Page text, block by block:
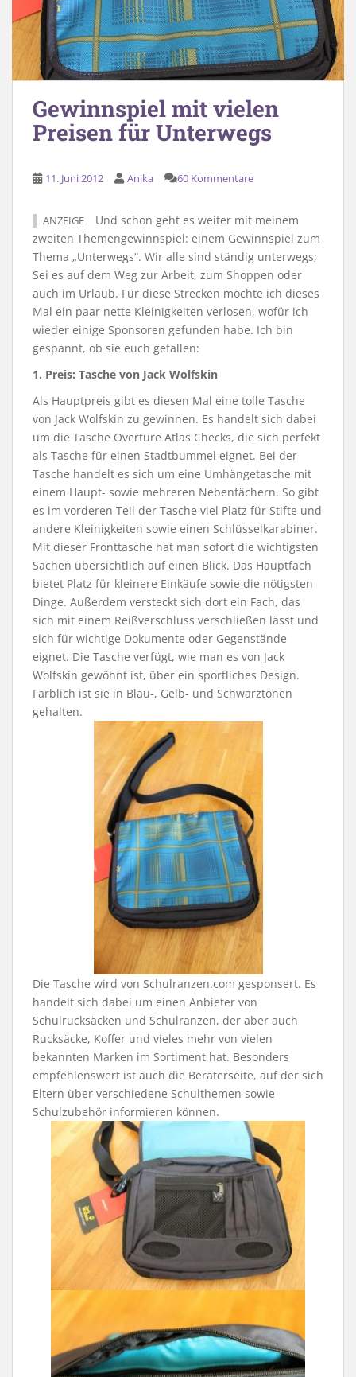
Gewinnspiel mit vielen
Preisen für Unterwegs
11. Juni 2012 Anika 60 Kommentare
ANZEIGE
Und schon geht es weiter mit meinem
zweiten Themengewinnspiel: einem Gewinnspiel zum
Thema „Unterwegs“. Wir alle sind ständig unterwegs;
Sei es auf dem Weg zur Arbeit, zum Shoppen oder
auch im Urlaub. Für diese Strecken möchte ich dieses
Mal ein paar nette Kleinigkeiten verlosen, wofür ich
wieder einige Sponsoren gefunden habe. Ich bin
gespannt, ob sie euch gefallen:
1. Preis: Tasche von Jack Wolfskin
Als Hauptpreis gibt es diesen Mal eine tolle Tasche
von Jack Wolfskin zu gewinnen. Es handelt sich dabei
um die Tasche Overture Atlas Checks, die sich perfekt
als Tasche für einen Stadtbummel eignet. Bei der
Tasche handelt es sich um eine Umhängetasche mit
einem Haupt- sowie mehreren Nebenfächern. So gibt
es im vorderen Teil der Tasche viel Platz für Stifte und
andere Kleinigkeiten sowie einen Schlüsselkarabiner.
Mit dieser Fronttasche hat man sofort die wichtigsten
Sachen übersichtlich auf einen Blick. Das Hauptfach
bietet Platz für kleinere Einkäufe sowie die nötigsten
Dinge. Außerdem versteckt sich dort ein Fach, das
sich mit einem Reißverschluss verschließen lässt und
sich für wichtige Dokumente oder Gegenstände
eignet. Die Tasche verfügt, wie man es von Jack
Wolfskin gewöhnt ist, über ein sportliches Design.
Farblich ist sie in Blau-, Gelb- und Schwarztönen
gehalten.
Die Tasche wird von Schulranzen.com gesponsert. Es
handelt sich dabei um einen Anbieter von
Schulrucksäcken und Schulranzen, der aber auch
Rucksäcke, Koffer und vieles mehr von vielen
bekannten Marken im Sortiment hat. Besonders
empfehlenswert ist auch die Beraterseite, auf der sich
Eltern über verschiedene Schulthemen sowie
Schulzubehör informieren können.